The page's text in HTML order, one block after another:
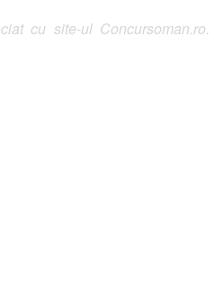
cu site-ul